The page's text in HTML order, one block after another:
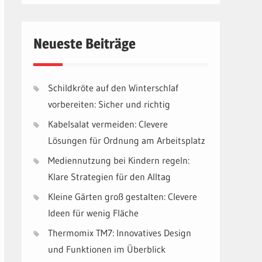
Neueste Beiträge
Schildkröte auf den Winterschlaf
vorbereiten: Sicher und richtig
Kabelsalat vermeiden: Clevere
Lösungen für Ordnung am Arbeitsplatz
Mediennutzung bei Kindern regeln:
Klare Strategien für den Alltag
Kleine Gärten groß gestalten: Clevere
Ideen für wenig Fläche
Thermomix TM7: Innovatives Design
und Funktionen im Überblick